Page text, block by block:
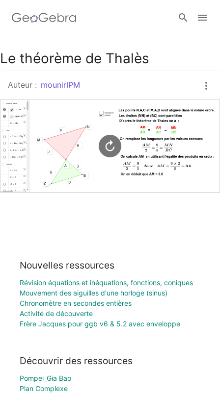
Google Classroom
Classe GeoGebra
Se connecter
Le théorème de Thalès
Auteur : mounirIPM
Nouvelles ressources
Révision équations et inéquations, fonctions, coniques
Mouvement des aiguilles d'une horloge (sinus)
Chronomètre en secondes entières
Activité de découverte
Frère Jacques pour ggb v6 & 5.2 avec enveloppe
Découvrir des ressources
Pompei_Gia Bao
Plan Complexe